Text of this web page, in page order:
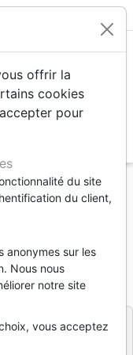
de Luc - NFC
offrir la
cookies
pour
du site
du client,
anonymes sur les
Nous nous
notre site
vous acceptez